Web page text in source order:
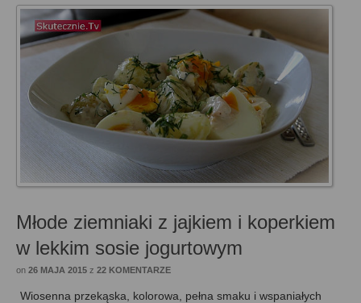
Młode ziemniaki z jajkiem i koperkiem
w lekkim sosie jogurtowym
on 26 MAJA 2015 z 22 KOMENTARZE
Wiosenna przekąska, kolorowa, pełna smaku i wspaniałych